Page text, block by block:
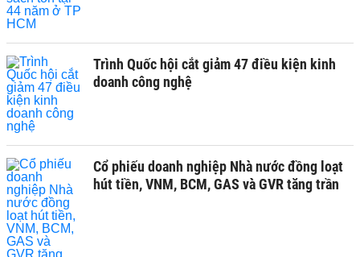
Trình Quốc hội cắt giảm 47 điều kiện kinh
doanh công nghệ
Cổ phiếu doanh nghiệp Nhà nước đồng loạt
hút tiền, VNM, BCM, GAS và GVR tăng trần